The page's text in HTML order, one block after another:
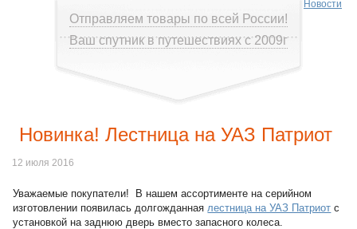
Отправляем товары по всей России!
Ваш спутник в путешествиях с 2009г
Новости
Новинка! Лестница на УАЗ Патриот
12 июля 2016
Уважаемые покупатели! В нашем ассортименте на серийном
изготовлении появилась долгожданная лестница на УАЗ Патриот с
установкой на заднюю дверь вместо запасного колеса.